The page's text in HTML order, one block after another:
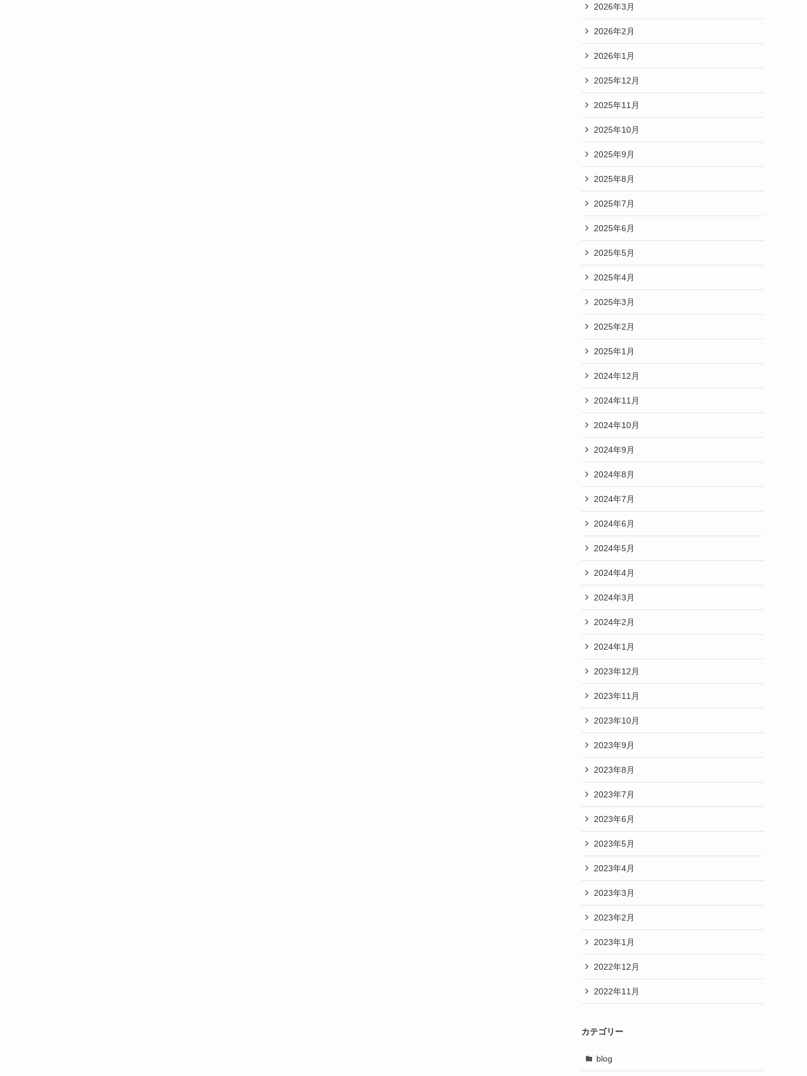
2026年3月
2026年2月
2026年1月
2025年12月
2025年11月
2025年10月
2025年9月
2025年8月
2025年7月
2025年6月
2025年5月
2025年4月
2025年3月
2025年2月
2025年1月
2024年12月
2024年11月
2024年10月
2024年9月
2024年8月
2024年7月
2024年6月
2024年5月
2024年4月
2024年3月
2024年2月
2024年1月
2023年12月
2023年11月
2023年10月
2023年9月
2023年8月
2023年7月
2023年6月
2023年5月
2023年4月
2023年3月
2023年2月
2023年1月
2022年12月
2022年11月
カテゴリー
blog